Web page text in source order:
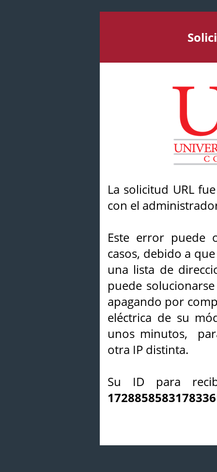
La solicitud URL
con el
Este error puede
casos, debido a
una lista de
puede
apagando por
eléctrica de su
unos minutos,
otra IP distinta.
Su ID para